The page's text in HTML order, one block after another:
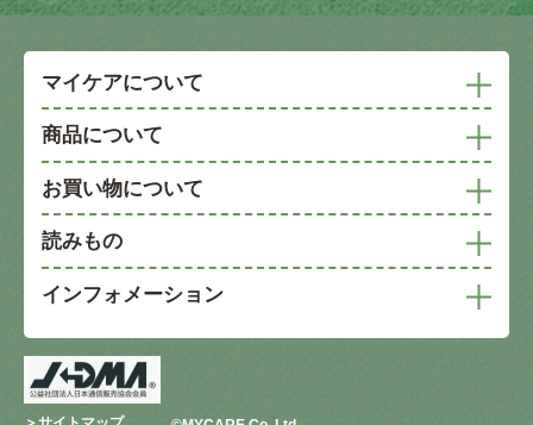
マイケアについて
商品について
お買い物について
読みもの
インフォメーション